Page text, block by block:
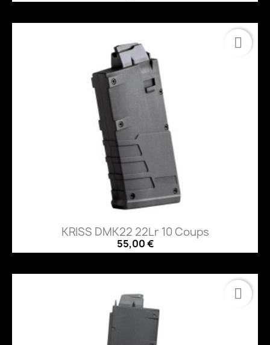
KRISS DMK22 22Lr 10 Coups
55,00 €